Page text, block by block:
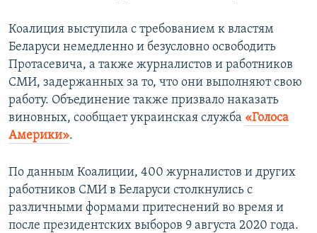
УКРАИНСКАЯ ПРОБЛЕМА КРЫМА
Все сайты RFE/RL
Коалиция выступила с требованием к властям
Беларуси немедленно и безусловно освободить
Протасевича, а также журналистов и работников
СМИ, задержанных за то, что они выполняют свою
работу. Объединение также призвало наказать
виновных, сообщает украинская служба «Голоса
Америки».
По данным Коалиции, 400 журналистов и других
работников СМИ в Беларуси столкнулись с
различными формами притеснений во время и
после президентских выборов 9 августа 2020 года.